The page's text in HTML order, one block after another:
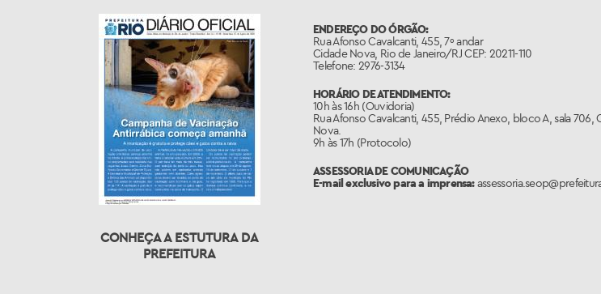
CONHEÇA A ESTUTURA DA
PREFEITURA
ENDEREÇO DO ÓRGÃO:
Rua Afonso Cavalcanti, 455, 7º andar
Cidade Nova, Rio de Janeiro/RJ CEP: 20211-110
Telefone: 2976-3134
HORÁRIO DE ATENDIMENTO:
10h às 16h (Ouvidoria)
Rua Afonso Cavalcanti, 455, Prédio Anexo, bloco A, sala 706,
Nova.
9h às 17h (Protocolo)
ASSESSORIA DE COMUNICAÇÃO
E-mail exclusivo para a imprensa: